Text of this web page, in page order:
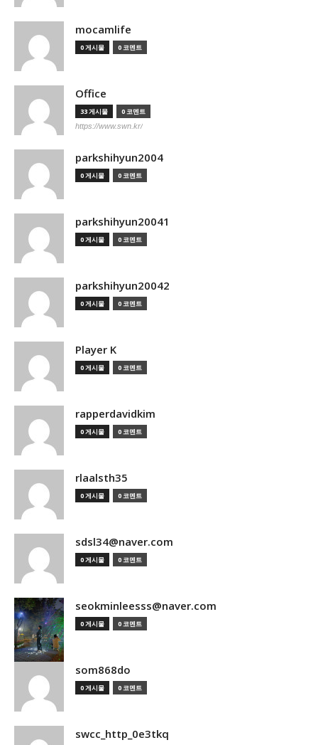
mocamlife
0 게시물 0 코멘트
Office
33 게시물 0 코멘트
https://www.swn.kr/
parkshihyun2004
0 게시물 0 코멘트
parkshihyun20041
0 게시물 0 코멘트
parkshihyun20042
0 게시물 0 코멘트
Player K
0 게시물 0 코멘트
rapperdavidkim
0 게시물 0 코멘트
rlaalsth35
0 게시물 0 코멘트
sdsl34@naver.com
0 게시물 0 코멘트
seokminleesss@naver.com
0 게시물 0 코멘트
som868do
0 게시물 0 코멘트
swcc_http_0e3tkq